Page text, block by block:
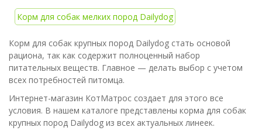
Корм для собак мелких пород Dailydog
Корм для собак крупных пород Dailydog стать основой
рациона, так как содержит полноценный набор
питательных веществ. Главное — делать выбор с учетом
всех потребностей питомца.
Интернет-магазин КотМатрос создает для этого все
условия. В нашем каталоге представлены корма для собак
крупных пород Dailydog из всех актуальных линеек.